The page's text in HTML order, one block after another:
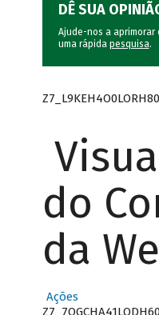
DÊ SUA
Ajude-nos a aprimorar
uma rápida pesquisa.
do
da
Ações